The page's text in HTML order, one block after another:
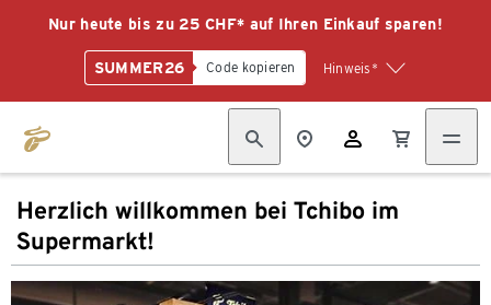
Nur heute bis zu 25 CHF* auf Ihren Einkauf sparen!
SUMMER26 Code kopieren Hinweis*
Herzlich willkommen bei Tchibo im
Supermarkt!